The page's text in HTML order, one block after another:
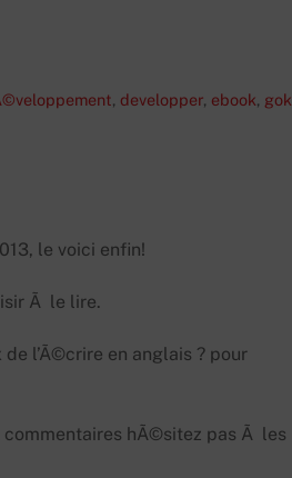
, developper, ebook,
le voici enfin!
Ã le lire.
l’Ã©crire en anglais ? pour
commentaires hÃ©sitez pas Ã les